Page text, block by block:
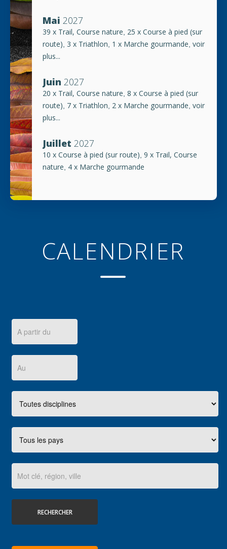
Mai 2027
39 x Trail, Course nature 25 x Course à pied (sur
route) 3 x Triathlon 1 x Marche gourmande voir
plus...
Juin 2027
20 x Trail, Course nature 8 x Course à pied (sur
route) 7 x Triathlon 2 x Marche gourmande voir
plus...
Juillet 2027
10 x Course à pied (sur route) 9 x Trail, Course
nature 4 x Marche gourmande
CALENDRIER
RECHERCHER